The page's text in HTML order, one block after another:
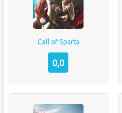
Call of Sparta
0,0